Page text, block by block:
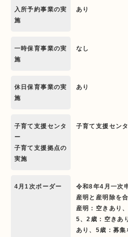
入所予約事業の実
施
あり
一時保育事業の実
施
なし
休日保育事業の実
施
あり
子育て支援センタ
ー
子育て支援拠点の
実施
子育て支援セン
4月1次ボーダー
令和8年4月一次
産明と産明除を
産明：空きあり
5、2歳：空きあ
あり、5歳：募集